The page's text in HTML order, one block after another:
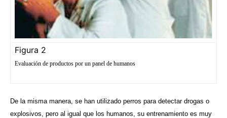
Figura 2
Evaluación de productos por un panel de humanos
De la misma manera, se han utilizado perros para detectar drogas o
explosivos, pero al igual que los humanos, su entrenamiento es muy